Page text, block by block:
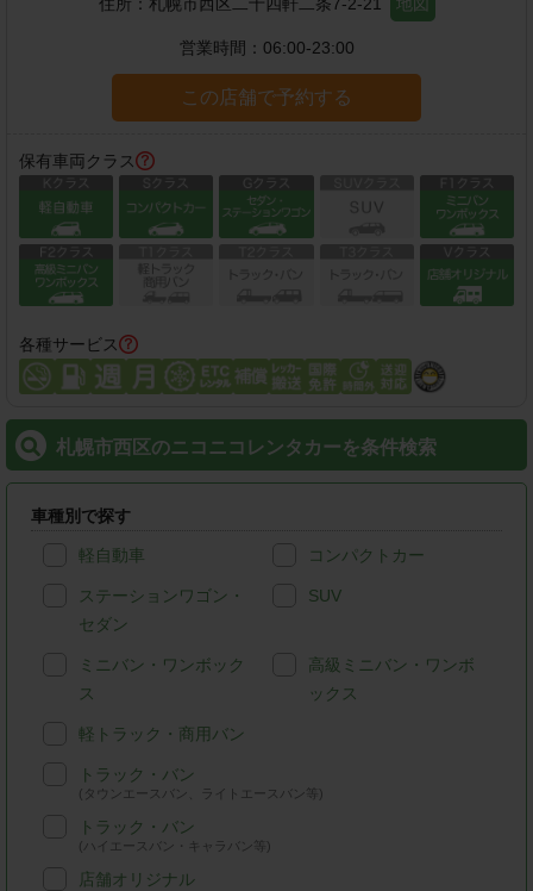
営業時間： 06:00-23:00
この店舗で予約する
保有車両クラス
各種サービス
札幌市西区のニコニコレンタカーを条件検索
車種別で探す
軽自動車 コンパクトカー
ステーションワゴン・
セダン
SUV
ミニバン・ワンボック
ス
高級ミニバン・ワンボ
ックス
軽トラック・商用バン
トラック・バン
(タウンエースバン、ライトエースバン等)
トラック・バン
(ハイエースバン・キャラバン等)
店舗オリジナル